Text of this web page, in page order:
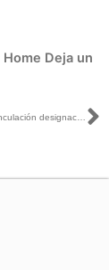
Home Deja un
Avala Comisión de Vinculación designación de 15 presidencias y 34 consejerías de OPL